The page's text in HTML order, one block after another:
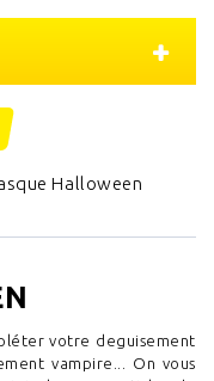
Halloween
votre deguisement
vampire... On vous